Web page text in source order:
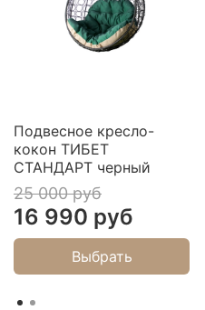
Подвесное кресло-
кокон ТИБЕТ
СТАНДАРТ черный
25 000 руб
16 990 руб
Выбрать